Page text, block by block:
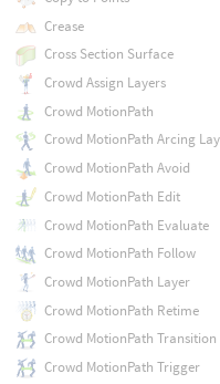
Crease
Cross Section Surface
Crowd Assign Layers
Crowd MotionPath
Crowd MotionPath Arcing
Crowd MotionPath Avoid
Crowd MotionPath Edit
Crowd MotionPath Evaluate
Crowd MotionPath Follow
Crowd MotionPath Layer
Crowd MotionPath Retime
Crowd MotionPath Transition
Crowd MotionPath Trigger